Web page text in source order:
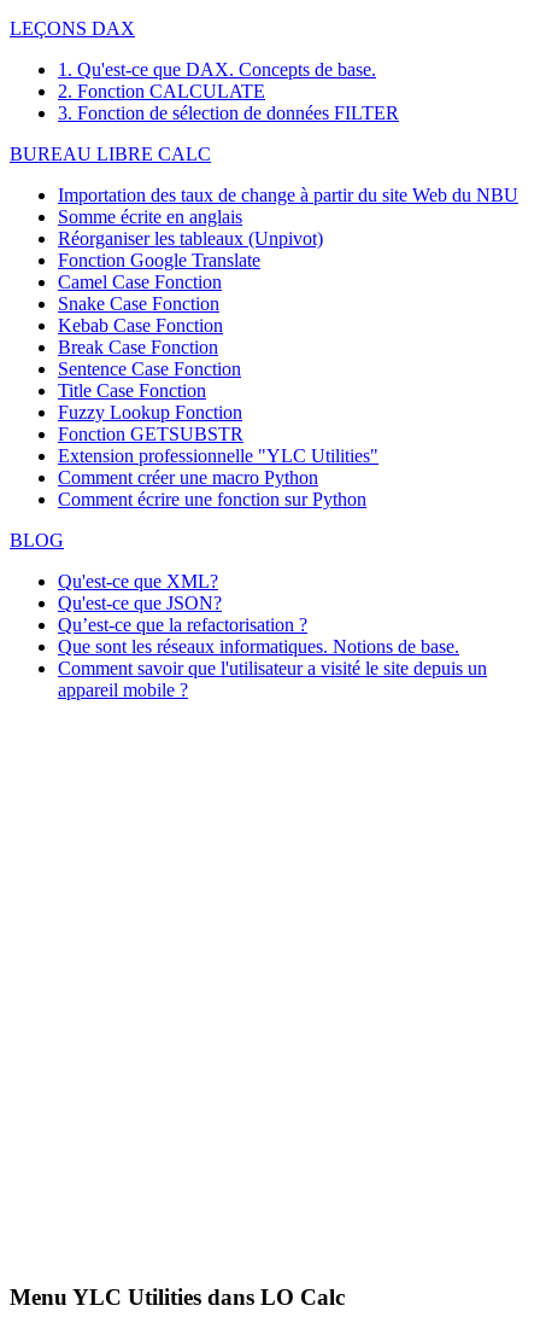
LEÇONS DAX
1. Qu'est-ce que DAX. Concepts de base.
2. Fonction CALCULATE
3. Fonction de sélection de données FILTER
BUREAU LIBRE CALC
Importation des taux de change à partir du site Web du NBU
Somme écrite en anglais
Réorganiser les tableaux (Unpivot)
Fonction Google Translate
Camel Case Fonction
Snake Case Fonction
Kebab Case Fonction
Break Case Fonction
Sentence Case Fonction
Title Case Fonction
Fuzzy Lookup Fonction
Fonction GETSUBSTR
Extension professionnelle "YLC Utilities"
Comment créer une macro Python
Comment écrire une fonction sur Python
BLOG
Qu'est-ce que XML?
Qu'est-ce que JSON?
Qu’est-ce que la refactorisation ?
Que sont les réseaux informatiques. Notions de base.
Comment savoir que l'utilisateur a visité le site depuis un
appareil mobile ?
Menu YLC Utilities dans LO Calc